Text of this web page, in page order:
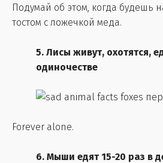
Подумай об этом, когда будешь
тостом с ложечкой меда.
5. Лисы живут, охотятся,
одиночестве
Forever alone.
6. Мыши едят 15-20 раз в